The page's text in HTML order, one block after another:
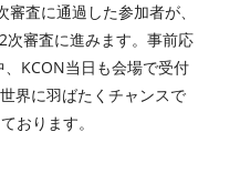
査に通過した参加者が、
次審査に進みます。事前応
KCON当日も会場で受付
界に羽ばたくチャンスで
おります。